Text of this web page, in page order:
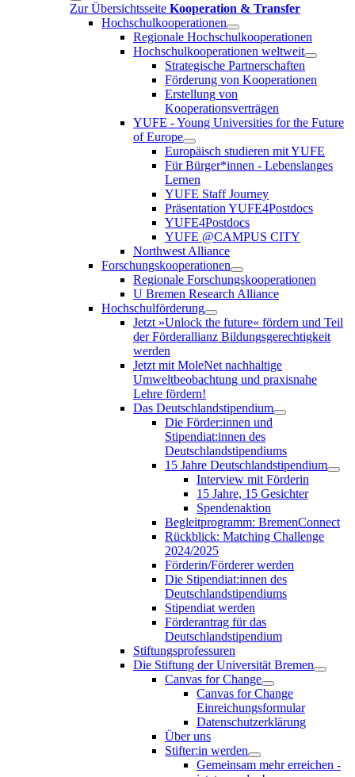
Zur Übersichtsseite Kooperation & Transfer
Hochschulkooperationen
Regionale Hochschulkooperationen
Hochschulkooperationen weltweit
Strategische Partnerschaften
Förderung von Kooperationen
Erstellung von
Kooperationsverträgen
YUFE - Young Universities for the Future
of Europe
Europäisch studieren mit YUFE
Für Bürger*innen - Lebenslanges
Lernen
YUFE Staff Journey
Präsentation YUFE4Postdocs
YUFE4Postdocs
YUFE @CAMPUS CITY
Northwest Alliance
Forschungskooperationen
Regionale Forschungskooperationen
U Bremen Research Alliance
Hochschulförderung
Jetzt »Unlock the future« fördern und Teil
der Förderallianz Bildungsgerechtigkeit
werden
Jetzt mit MoleNet nachhaltige
Umweltbeobachtung und praxisnahe
Lehre fördern!
Das Deutschlandstipendium
Die Förder:innen und
Stipendiat:innen des
Deutschlandstipendiums
15 Jahre Deutschlandstipendium
Interview mit Förderin
15 Jahre, 15 Gesichter
Spendenaktion
Begleitprogramm: BremenConnect
Rückblick: Matching Challenge
2024/2025
Förderin/Förderer werden
Die Stipendiat:innen des
Deutschlandstipendiums
Stipendiat werden
Förderantrag für das
Deutschlandstipendium
Stiftungsprofessuren
Die Stiftung der Universität Bremen
Canvas for Change
Canvas for Change
Einreichungsformular
Datenschutzerklärung
Über uns
Stifter:in werden
Gemeinsam mehr erreichen -